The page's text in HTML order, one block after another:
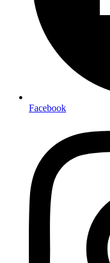
Facebook